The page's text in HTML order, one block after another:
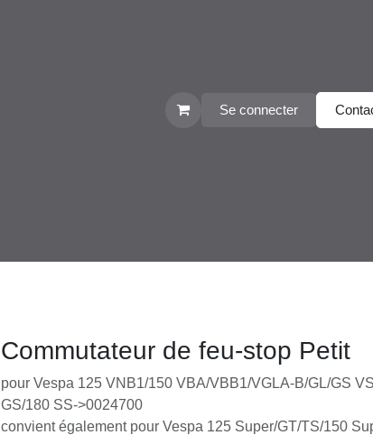
Se connecter
Commutateur de feu-stop
pour Vespa 125 VNB1/​150 VBA/​VBB1/​VGLA-B/​GL/​GS
GS/​180 SS->0024700